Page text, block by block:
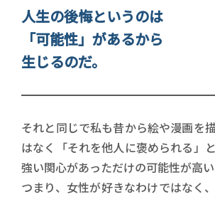
人生の後悔というのは
「可能性」があるから
生じるのだ。
それと同じで私も昔から絵や漫画を
はなく「それを他人に褒められる」
強い関心があっただけの可能性が高い
つまり、女性が好きなわけではなく